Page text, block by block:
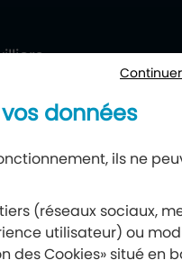
Gennevilliers
données
ils ne
(réseaux sociaux,
utilisateur) ou
des Cookies» situé en